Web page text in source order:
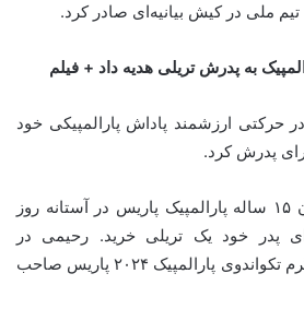
ملی در کیش بیانیه‌ای صادر کرد.
در حرکتی ارزشمند پاداش پارالمپیکی خود
پدرش کرد.
زهرا رحیمی نایب قهرمان ۱۵ ساله پارالمپیک پاریس در آستانه روز
پدر خود یک تریلی خرید. رحیمی در
رقابت‌های وزن ۵۲- کیلوگرم تکواندوی پارالمپیک ۲۰۲۴ پاریس صاحب